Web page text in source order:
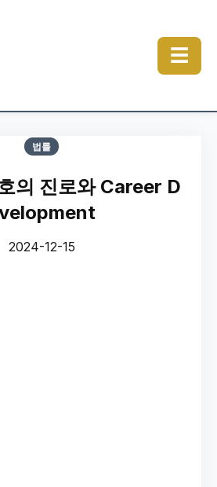
☰
법률
의 진로와 Career D
2024-12-15